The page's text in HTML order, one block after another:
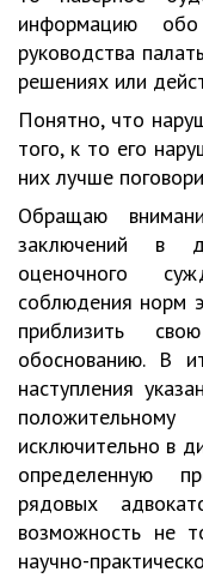
информацию
руководства
решениях или
Понятно, что
того, к то его
них лучше
Обращаю
заключений в
оценочного
соблюдения норм
приблизить
обоснованию. В
наступления
исключительно в
определенную
рядовых
возможность не
научно-